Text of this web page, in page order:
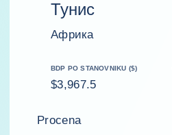
Тунис
Африка
BDP PO STANOVNIKU ($)
$3,967.5
Procena